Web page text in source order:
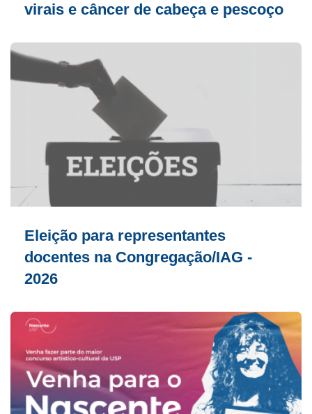
virais e câncer de cabeça e pescoço
Eleição para representantes
docentes na Congregação/IAG -
2026